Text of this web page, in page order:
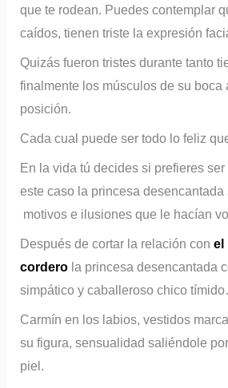
que te rodean. Puedes contemplar
caídos, tienen triste la expresión
Quizás fueron tristes durante tanto
finalmente los músculos de su boca
posición.
Cada cual puede ser todo lo feliz
En la vida tú decides si prefieres
este caso la princesa desencantada
motivos e ilusiones que le hacían
Después de cortar la relación con el
cordero la princesa desencantada
simpático y caballeroso chico
Carmín en los labios, vestidos
su figura, sensualidad saliéndole
piel.
n